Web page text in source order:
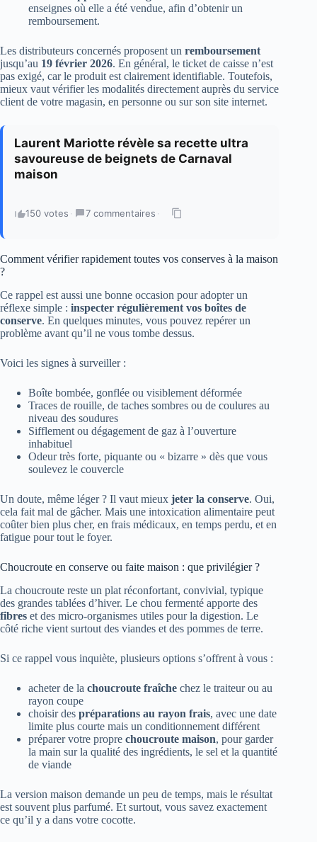
enseignes où elle a été vendue, afin d’obtenir un
remboursement.
Les distributeurs concernés proposent un remboursement
jusqu’au 19 février 2026. En général, le ticket de caisse n’est
pas exigé, car le produit est clairement identifiable. Toutefois,
mieux vaut vérifier les modalités directement auprès du service
client de votre magasin, en personne ou sur son site internet.
Laurent Mariotte révèle sa recette ultra
savoureuse de beignets de Carnaval
maison
150 votes · 7 commentaires ·
Comment vérifier rapidement toutes vos conserves à la maison
?
Ce rappel est aussi une bonne occasion pour adopter un
réflexe simple : inspecter régulièrement vos boîtes de
conserve. En quelques minutes, vous pouvez repérer un
problème avant qu’il ne vous tombe dessus.
Voici les signes à surveiller :
Boîte bombée, gonflée ou visiblement déformée
Traces de rouille, de taches sombres ou de coulures au
niveau des soudures
Sifflement ou dégagement de gaz à l’ouverture
inhabituel
Odeur très forte, piquante ou « bizarre » dès que vous
soulevez le couvercle
Un doute, même léger ? Il vaut mieux jeter la conserve. Oui,
cela fait mal de gâcher. Mais une intoxication alimentaire peut
coûter bien plus cher, en frais médicaux, en temps perdu, et en
fatigue pour tout le foyer.
Choucroute en conserve ou faite maison : que privilégier ?
La choucroute reste un plat réconfortant, convivial, typique
des grandes tablées d’hiver. Le chou fermenté apporte des
fibres et des micro-organismes utiles pour la digestion. Le
côté riche vient surtout des viandes et des pommes de terre.
Si ce rappel vous inquiète, plusieurs options s’offrent à vous :
acheter de la choucroute fraîche chez le traiteur ou au
rayon coupe
choisir des préparations au rayon frais, avec une date
limite plus courte mais un conditionnement différent
préparer votre propre choucroute maison, pour garder
la main sur la qualité des ingrédients, le sel et la quantité
de viande
La version maison demande un peu de temps, mais le résultat
est souvent plus parfumé. Et surtout, vous savez exactement
ce qu’il y a dans votre cocotte.